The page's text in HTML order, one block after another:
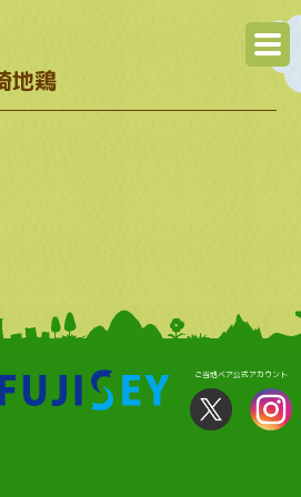
地鶏
ご当地ベア公式アカウント